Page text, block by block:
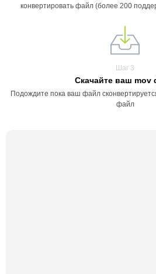
конвертировать файл (более 200
Шаг 3
Скачайте ваш mov
Подождите пока ваш файл
файл